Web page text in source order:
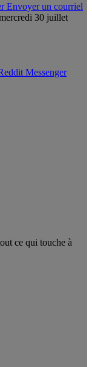
Envoyer un courriel
30 juillet
Messenger
ce qui touche à